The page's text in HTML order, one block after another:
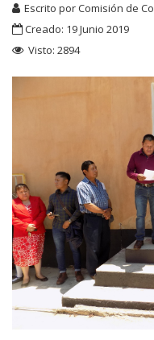
Escrito porComisión de
Creado: 19 Junio 2019
Visto: 2894